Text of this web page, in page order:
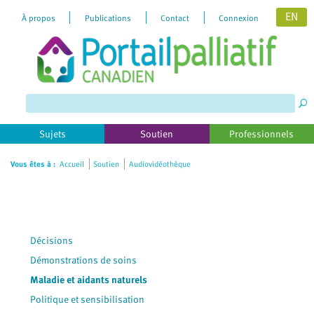
website
includes
an
accessibility
À propos Publications Contact Connexion EN
Sujets Soutien Professionnels
Vous êtes à : Accueil Soutien Audiovidéothèque
Décisions
Démonstrations de soins
Maladie et aidants naturels
Politique et sensibilisation